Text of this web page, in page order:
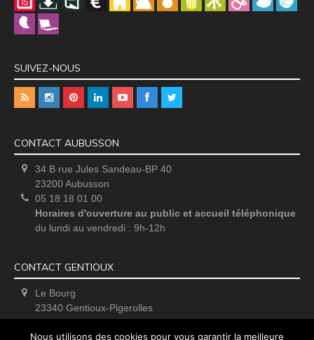
SUIVEZ-NOUS
CONTACT AUBUSSON
34 B rue Jules Sandeau-BP 40
23200 Aubusson
05 18 18 01 00
Horaires d'ouverture au public et accueil téléphonique
du lundi au vendredi : 9h-12h
CONTACT GENTIOUX
Le Bourg
23340 Gentioux-Pigerolles
Nous utilisons des cookies pour vous garantir la meilleure